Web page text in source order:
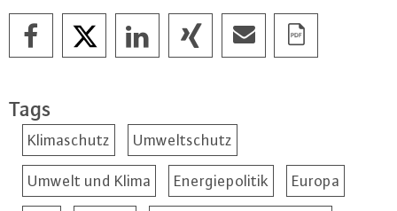
Tags
Klimaschutz Umweltschutz
Umwelt und Klima Energiepolitik Europa